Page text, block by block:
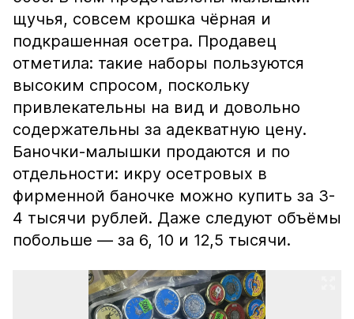
щучья, совсем крошка чёрная и
подкрашенная осетра. Продавец
отметила: такие наборы пользуются
высоким спросом, поскольку
привлекательны на вид и довольно
содержательны за адекватную цену.
Баночки-малышки продаются и по
отдельности: икру осетровых в
фирменной баночке можно купить за 3-
4 тысячи рублей. Даже следуют объёмы
побольше — за 6, 10 и 12,5 тысячи.